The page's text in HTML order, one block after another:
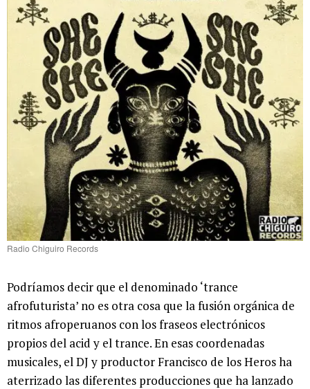
Radio Chiguiro Records
Podríamos decir que el denominado ‘trance
afrofuturista’ no es otra cosa que la fusión orgánica de
ritmos afroperuanos con los fraseos electrónicos
propios del acid y el trance. En esas coordenadas
musicales, el DJ y productor Francisco de los Heros ha
aterrizado las diferentes producciones que ha lanzado